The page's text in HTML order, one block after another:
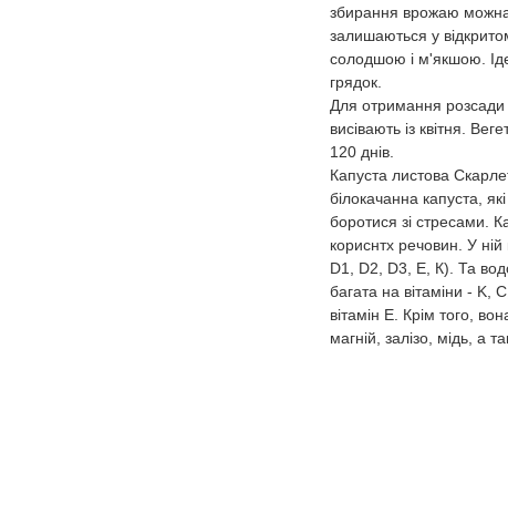
збирання врожаю
залишаються у
солодшою ​​і м'якшою.
грядок.
Для отримання розсади
висівають із квітня.
120 днів.
Капуста листова
білокачанна капуста,
боротися зі стресами.
кориснтх речовин. У ній
D1, D2, D3, Е, К). Та
багата на вітаміни - K,
вітамін Е. Крім того,
магній, залізо, мідь, а